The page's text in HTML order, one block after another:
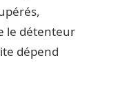
le détenteur
dépend